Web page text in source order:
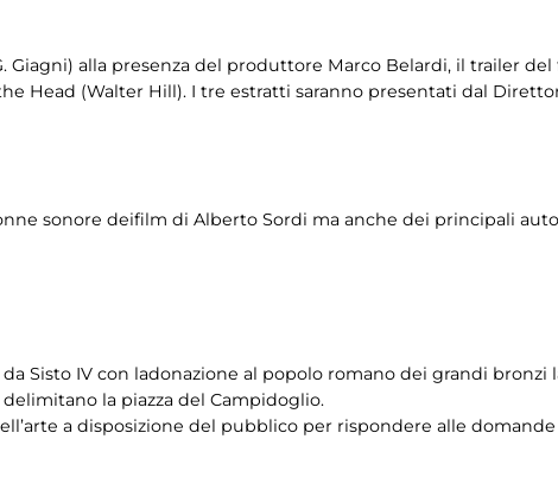
Giagni) alla presenza del produttore Marco Belardi, il trailer del
Head (Walter Hill). I tre estratti saranno presentati dal
sonore deifilm di Alberto Sordi ma anche dei principali
Sisto IV con ladonazione al popolo romano dei grandi bronzi
la piazza del Campidoglio.
a disposizione del pubblico per rispondere alle